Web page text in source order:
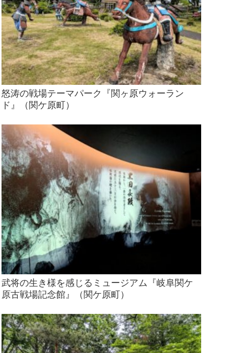
怒涛の戦場テーマパーク『関ヶ原ウォーラン
ド』（関ケ原町）
武将の生き様を感じるミュージアム『岐阜関ケ
原古戦場記念館』（関ケ原町）